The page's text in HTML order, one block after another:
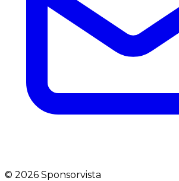
© 2026 Sponsorvista